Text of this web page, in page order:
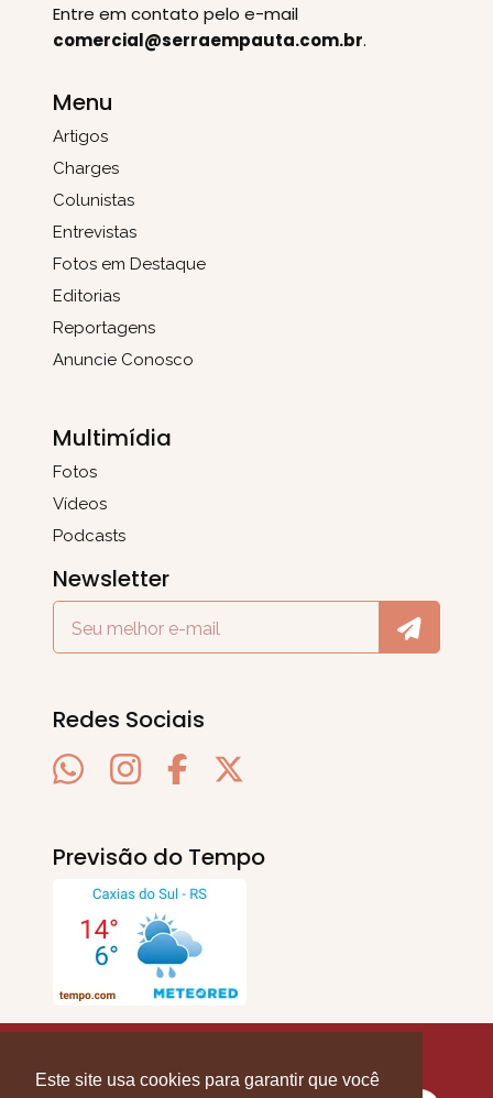
Este site usa cookies para garantir que você
Entre em contato pelo e-mail
comercial@serraempauta.com.br.
Menu
Artigos
Charges
Colunistas
Entrevistas
Fotos em Destaque
Editorias
Reportagens
Anuncie Conosco
Multimídia
Fotos
Vídeos
Podcasts
Newsletter
Redes Sociais
Previsão do Tempo
Direitos Reservados.